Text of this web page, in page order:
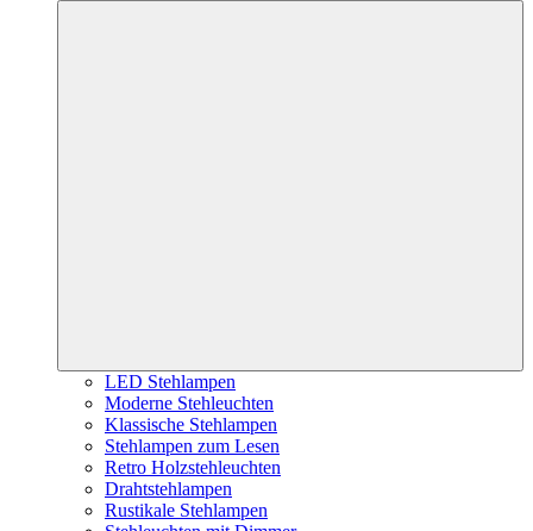
LED Stehlampen
Moderne Stehleuchten
Klassische Stehlampen
Stehlampen zum Lesen
Retro Holzstehleuchten
Drahtstehlampen
Rustikale Stehlampen